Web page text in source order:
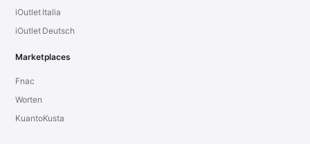
iOutlet Italia
iOutlet Deutsch
Marketplaces
Fnac
Worten
KuantoKusta